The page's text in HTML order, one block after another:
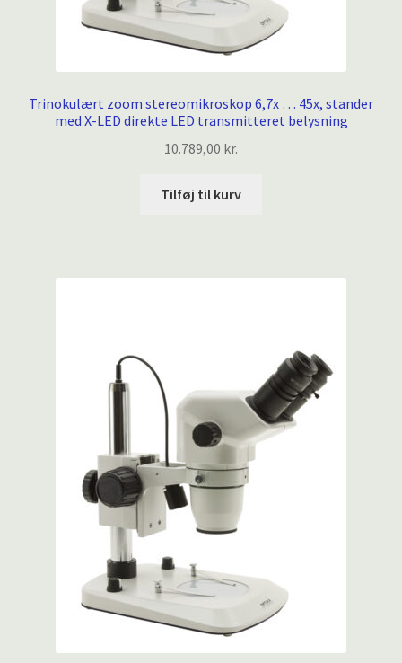
Trinokulært zoom stereomikroskop 6,7x … 45x, stander
med X-LED direkte LED transmitteret belysning
10.789,00 kr.
Tilføj til kurv